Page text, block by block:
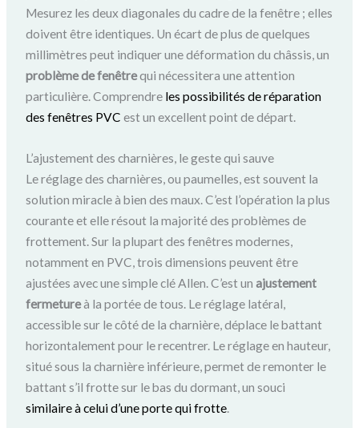
Mesurez les deux diagonales du cadre de la fenêtre ; elles
doivent être identiques. Un écart de plus de quelques
millimètres peut indiquer une déformation du châssis, un
problème de fenêtrequi nécessitera une attention
particulière. Comprendre les possibilités de réparation
des fenêtres PVC est un excellent point de départ.
L’ajustement des charnières, le geste qui sauve
Le réglage des charnières, ou paumelles, est souvent la
solution miracle à bien des maux. C’est l’opération la plus
courante et elle résout la majorité des problèmes de
frottement. Sur la plupart des fenêtres modernes,
notamment en PVC, trois dimensions peuvent être
ajustées avec une simple clé Allen. C’est unajustement
fermetureà la portée de tous. Le réglage latéral,
accessible sur le côté de la charnière, déplace le battant
horizontalement pour le recentrer. Le réglage en hauteur,
situé sous la charnière inférieure, permet de remonter le
battant s’il frotte sur le bas du dormant, un souci
similaire à celui d’une porte qui frotte